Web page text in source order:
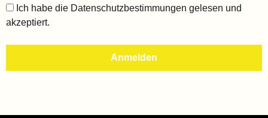
Ich habe die Datenschutzbestimmungen gelesen und
akzeptiert.